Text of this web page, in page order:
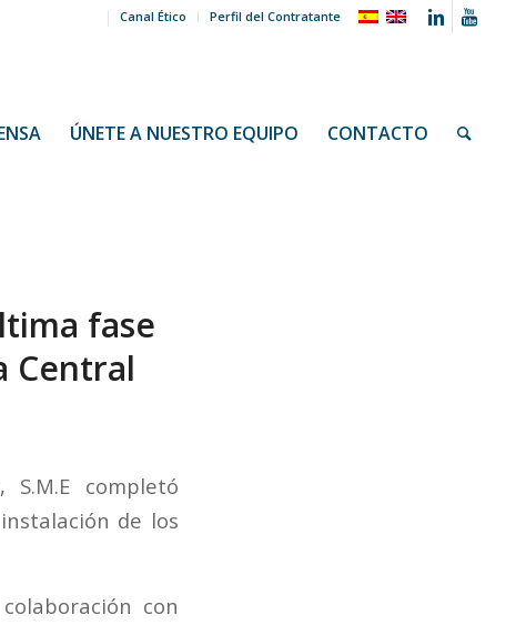
Canal Ético Perfil del Contratante
ÚNETE A NUESTRO EQUIPO CONTACTO
fase
Central
completó
de los
con